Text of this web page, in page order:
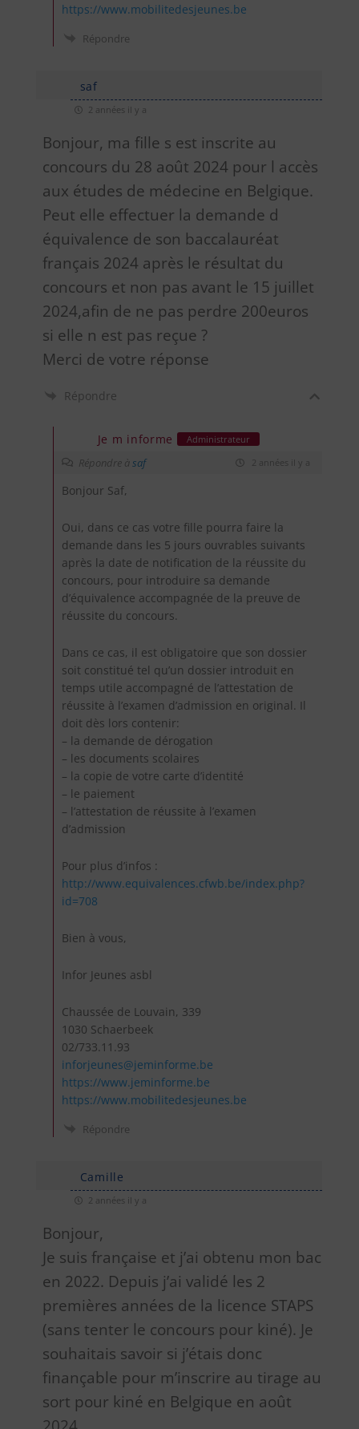
https://www.mobilitedesjeunes.be
Répondre
saf
2 années il y a
Bonjour, ma fille s est inscrite au
concours du 28 août 2024 pour l accès
aux études de médecine en Belgique.
Peut elle effectuer la demande d
équivalence de son baccalauréat
français 2024 après le résultat du
concours et non pas avant le 15 juillet
2024,afin de ne pas perdre 200euros
si elle n est pas reçue ?
Merci de votre réponse
Répondre
Je m informe Administrateur
Répondre à saf 2 années il y a
Bonjour Saf,
Oui, dans ce cas votre fille pourra faire la
demande dans les 5 jours ouvrables suivants
après la date de notification de la réussite du
concours, pour introduire sa demande
d’équivalence accompagnée de la preuve de
réussite du concours.
Dans ce cas, il est obligatoire que son dossier
soit constitué tel qu’un dossier introduit en
temps utile accompagné de l’attestation de
réussite à l’examen d’admission en original. Il
doit dès lors contenir:
– la demande de dérogation
– les documents scolaires
– la copie de votre carte d’identité
– le paiement
– l’attestation de réussite à l’examen
d’admission
Pour plus d’infos :
http://www.equivalences.cfwb.be/index.php?
id=708
Bien à vous,
Infor Jeunes asbl
Chaussée de Louvain, 339
1030 Schaerbeek
02/733.11.93
inforjeunes@jeminforme.be
https://www.jeminforme.be
https://www.mobilitedesjeunes.be
Répondre
Camille
2 années il y a
Bonjour,
Je suis française et j’ai obtenu mon bac
en 2022. Depuis j’ai validé les 2
premières années de la licence STAPS
(sans tenter le concours pour kiné). Je
souhaitais savoir si j’étais donc
finançable pour m’inscrire au tirage au
sort pour kiné en Belgique en août